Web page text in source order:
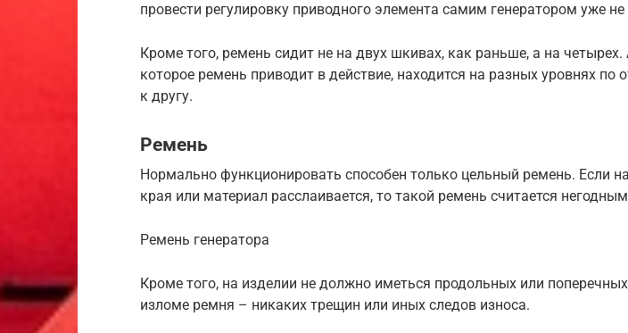
провести регулировку приводного элемента самим генератором уже не
Кроме того, ремень сидит не на двух шкивах, как раньше, а на четырех.
которое ремень приводит в действие, находится на разных уровнях по
к другу.
Ремень
Нормально функционировать способен только цельный ремень. Если
края или материал расслаивается, то такой ремень считается
Ремень генератора
Кроме того, на изделии не должно иметься продольных или
изломе ремня – никаких трещин или иных следов износа.